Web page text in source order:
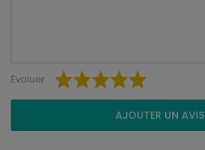
Évaluer:
AJOUTER UN AVIS